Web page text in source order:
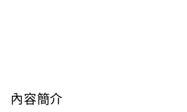
內容簡介